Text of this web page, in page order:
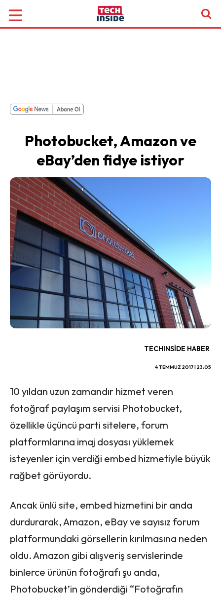
Photobucket, Amazon ve
eBay’den fidye istiyor
TECHINSIDE HABER
4 TEMMUZ 2017 | 23:05
10 yıldan uzun zamandır hizmet veren
fotoğraf paylaşım servisi Photobucket,
özellikle üçüncü parti sitelere, forum
platformlarına imaj dosyası yüklemek
isteyenler için verdiği embed hizmetiyle büyük
rağbet görüyordu.
Ancak ünlü site, embed hizmetini bir anda
durdurarak, Amazon, eBay ve sayısız forum
platformundaki görsellerin kırılmasına neden
oldu. Amazon gibi alışveriş servislerinde
binlerce ürünün fotoğrafı şu anda,
Photobucket’in gönderdiği “Fotoğrafın